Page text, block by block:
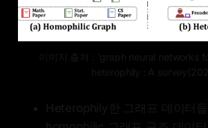
이미지 출처 : 'graph neural networks
heterophily : A
Heterophily한 그래프 데이터